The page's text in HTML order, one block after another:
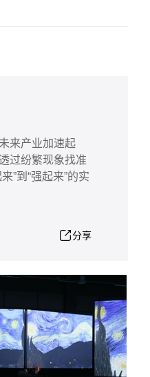
来产业加速起
过纷繁现象找准
”到“强起来”的实
分享